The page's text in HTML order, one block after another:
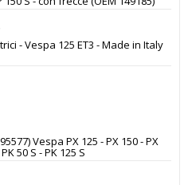
- Vespa 125 ET3 - Made in Italy
Vespa PX 125 - PX 150 - PX
50 S - PK 125 S